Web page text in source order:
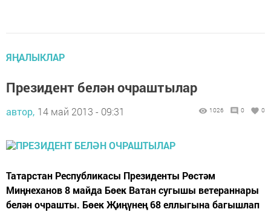
ЯҢАЛЫКЛАР
Президент белән очраштылар
автор, 14 май 2013 - 09:31 1026 0 0
Татарстан Республикасы Президенты Рөстәм
Миңнеханов 8 майда Бөек Ватан сугышы ветераннары
белән очрашты. Бөек Җиңүнең 68 еллыгына багышлап